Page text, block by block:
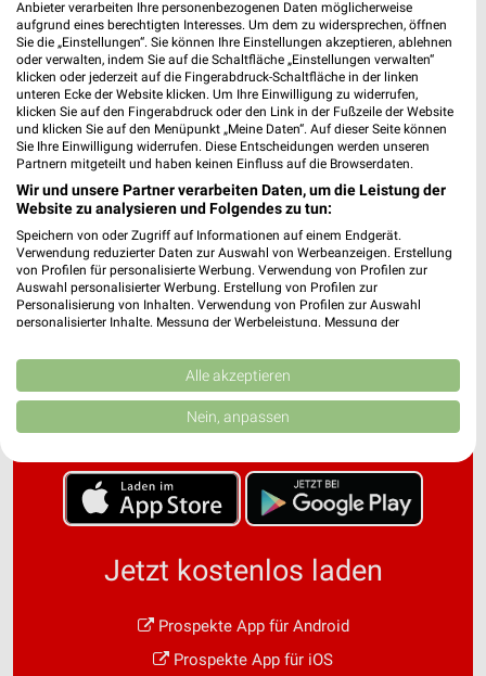
Nordsee Prospekte & Aktionen für Hanau
(Brüder-Grimm-Stadt)
NORMA Prospekt und aktuelle Angebote für
Hanau (Brüder-Grimm-Stadt)
Noch mehr Angebote in
der weekli App!
Jetzt kostenlos laden
Prospekte App für Android
Prospekte App für iOS
Anbieter verarbeiten Ihre personenbezogenen Daten möglicherweise
aufgrund eines berechtigten Interesses. Um dem zu widersprechen, öffnen
Sie die „Einstellungen“. Sie können Ihre Einstellungen akzeptieren, ablehnen
oder verwalten, indem Sie auf die Schaltfläche „Einstellungen verwalten“
klicken oder jederzeit auf die Fingerabdruck-Schaltfläche in der linken
unteren Ecke der Website klicken. Um Ihre Einwilligung zu widerrufen,
klicken Sie auf den Fingerabdruck oder den Link in der Fußzeile der Website
und klicken Sie auf den Menüpunkt „Meine Daten“. Auf dieser Seite können
Sie Ihre Einwilligung widerrufen. Diese Entscheidungen werden unseren
Partnern mitgeteilt und haben keinen Einfluss auf die Browserdaten.
Wir und unsere Partner verarbeiten Daten, um die Leistung der
Website zu analysieren und Folgendes zu tun:
Speichern von oder Zugriff auf Informationen auf einem Endgerät.
Verwendung reduzierter Daten zur Auswahl von Werbeanzeigen. Erstellung
von Profilen für personalisierte Werbung. Verwendung von Profilen zur
Auswahl personalisierter Werbung. Erstellung von Profilen zur
Personalisierung von Inhalten. Verwendung von Profilen zur Auswahl
personalisierter Inhalte. Messung der Werbeleistung. Messung der
Kombinationen von Daten aus verschiedenen Quellen. Entwicklung und
Verbesserung der Angebote. Verwendung reduzierter Daten zur Auswahl
von Inhalten.
Daten können außerhalb der Europäischen Union weitergegeben und in die
Website/App.
Partnerliste anzeigen (1 IAB-Anbieter)
Wir nutzen Ihre Daten für folgende Zwecke:
Speichern von oder Zugriff auf Informationen
Alle akzeptieren
Nein, anpassen